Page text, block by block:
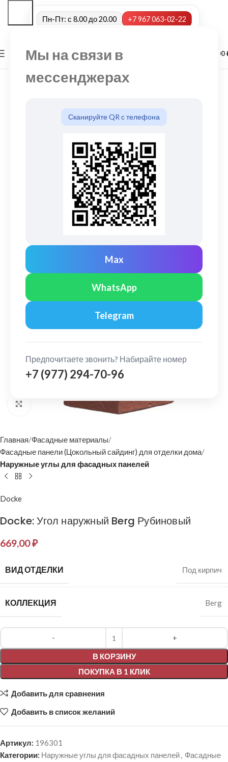
Мы на связи в
мессенджерах
Сканируйте QR с телефона
Max
WhatsApp
Telegram
Предпочитаете звонить? Набирайте номер
+7 (977) 294-70-96
Пн-Пт: с 8.00 до 20.00 +7 967 063-02-22
МЕНЮ 0,00
Нажмите, чтобы увеличить
Главная Фасадные материалы
Фасадные панели (Цокольный сайдинг) для отделки дома
Наружные углы для фасадных панелей
Docke
Docke: Угол наружный Berg Рубиновый
669,00₽
ВИД ОТДЕЛКИ Под кирпич
КОЛЛЕКЦИЯ Berg
В КОРЗИНУ
ПОКУПКА В 1 КЛИК
Alternative:
Добавить для сравнения
Добавить в список желаний
Артикул: 196301
Категории: Наружные углы для фасадных панелей, Фасадные